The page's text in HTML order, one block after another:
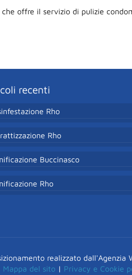
offre il servizio di pulizie
recenti
Rho
Rho
Buccinasco
Rho
realizzato dall'Agenzia
Mappa del sito | Privacy e Cookie